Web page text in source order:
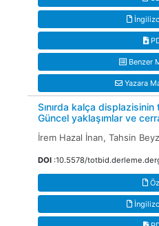
Benzer
Yazara
Sınırda kalça
Güncel yaklaşımlar ve
İrem Hazal İnan, Tahsin
DOI :10.5578/